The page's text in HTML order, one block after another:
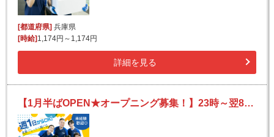
[都道府県] 兵庫県
[時給] 1,174円～1,174円
詳細を見る
【1月半ばOPEN★オープニング募集！】23時～翌8時/週1日～OK♪/未経験OK◎/新設倉庫！/髪色髪型自由♪